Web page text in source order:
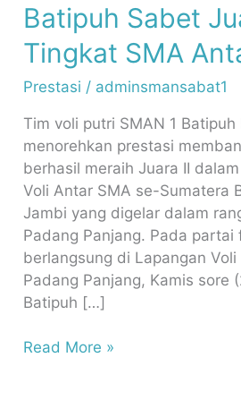
Batipuh Sabet
Tingkat SMA
Prestasi / adminsmansabat1
Tim voli putri SMAN 1 Batipuh
menorehkan prestasi
berhasil meraih Juara II
Voli Antar SMA se-Sumatera
Jambi yang digelar dalam
Padang Panjang. Pada partai
berlangsung di Lapangan Voli
Padang Panjang, Kamis sore
Batipuh […]
Read More »